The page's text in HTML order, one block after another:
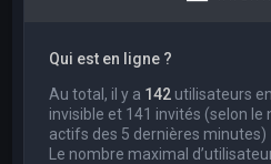
Qui est en ligne ?
Au total, il y a 142 utilisateurs
invisible et 141 invités (selon le
actifs des 5 dernières minutes)
Le nombre maximal